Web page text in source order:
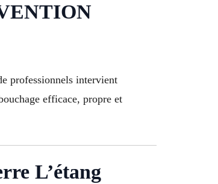
professionnels intervient
efficace, propre et
L’étang